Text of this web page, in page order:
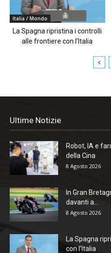
Italia / Mondo
La Spagna ripristina i controlli
alle frontiere con l’Italia
Ultime Notizie
Robot, IA e
della Cina
8 Agosto 2026
In Gran
davanti a...
8 Agosto 2026
La Spagna
con l’Italia